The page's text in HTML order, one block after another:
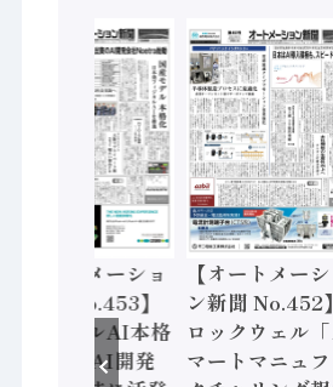
ートメーショ
聞 No.453】
ジカルAI本格
国産AI開発
【オートメーショ
ン新聞 No.452】
ロックウェル「ス
マートマニュファ